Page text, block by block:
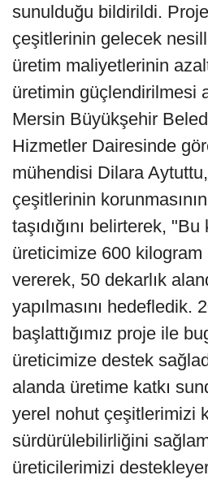
sunulduğu bildirildi.
çeşitlerinin gelecek
üretim maliyetlerinin
üretimin güçlendirilmesi
Mersin Büyükşehir
Hizmetler Dairesinde
mühendisi Dilara
çeşitlerinin
taşıdığını belirterek,
üreticimize 600 kilogram
vererek, 50 dekarlık
yapılmasını hedefledik.
başlattığımız proje ile
üreticimize destek
alanda üretime katkı
yerel nohut çeşitlerimizi
sürdürülebilirliğini
üreticilerimizi